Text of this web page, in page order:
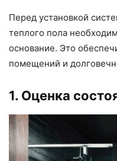
Перед установкой
теплого пола
основание. Это
помещений и
1. Оценка